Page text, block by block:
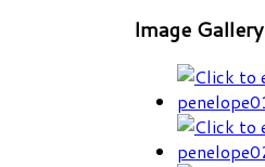
Image Gallery